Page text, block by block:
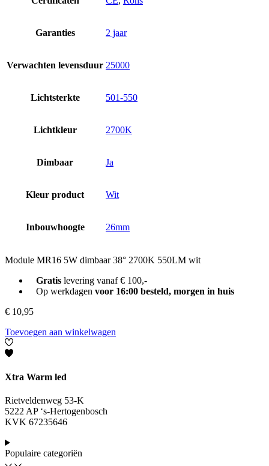
Garanties 2 jaar
Verwachten levensduur 25000
Lichtsterkte 501-550
Lichtkleur 2700K
Dimbaar Ja
Kleur product Wit
Inbouwhoogte 26mm
Module MR16 5W dimbaar 38° 2700K 550LM wit
Gratislevering vanaf € 100,-
Op werkdagen voor 16:00 besteld, morgen in huis
€ 10,95
Toevoegen aan winkelwagen
Xtra Warm led
Rietveldenweg 53-K
5222 AP ‘s-Hertogenbosch
KVK 67235646
Populaire categoriën